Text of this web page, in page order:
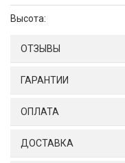
Высота:
ОТЗЫВЫ
ГАРАНТИИ
ОПЛАТА
ДОСТАВКА